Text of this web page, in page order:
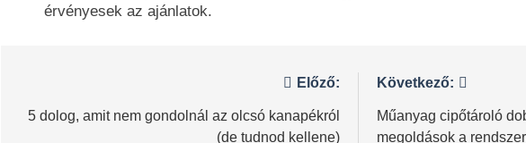
érvényesek az ajánlatok.
navigáció
Előző:
5 dolog, amit nem gondolnál az olcsó kanapékról
(de tudnod kellene)
Következő:
Műanyag cipőtároló
megoldások a